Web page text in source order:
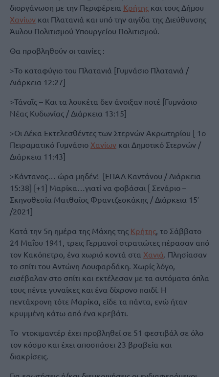
διοργάνωση με την Περιφέρεια Κρήτης και τους Δήμου
Χανίων και Πλατανιά και υπό την αιγίδα της Διεύθυνσης
Άυλου Πολιτισμού Υπουργείου Πολιτισμού.
Θα προβληθούν οι ταινίες :
>Το καταφύγιο του Πλατανιά [Γυμνάσιο Πλατανιά /
Διάρκεια 12:27]
>Τάναΐς – Και τα λουκέτα δεν άνοιξαν ποτέ [Γυμνάσιο
Νέας Κυδωνίας / Διάρκεια 13:15]
>Οι Δέκα Εκτελεσθέντες των Στερνών Ακρωτηρίου [ 1ο
Πειραματικό Γυμνάσιο Χανίων και Δημοτικό Στερνών /
Διάρκεια 11:43]
>Κάντανος… ώρα μηδέν! [ΕΠΑΛ Καντάνου / Διάρκεια
15:38] [+1] Μαρίκα…γιατί να φοβάσαι [ Σενάριο –
Σκηνοθεσία Ματθαίος Φραντζεσκάκης / Διάρκεια 15′
/2021]
Κατά την 5η ημέρα της Μάχης της Κρήτης, το Σάββατο
24 Μαΐου 1941, τρεις Γερμανοί στρατιώτες πέρασαν από
τον Κακόπετρο, ένα χωριό κοντά στα Χανιά. Πλησίασαν
το σπίτι του Αντώνη Λουφαρδάκη. Χωρίς λόγο,
εισέβαλαν στο σπίτι και εκτέλεσαν με τα αυτόματα όπλα
τους πέντε γυναίκες και ένα δίχρονο παιδί. Η
πεντάχρονη τότε Μαρίκα, είδε τα πάντα, ενώ ήταν
κρυμμένη κάτω από ένα κρεβάτι.
Το ντοκιμαντέρ έχει προβληθεί σε 51 φεστιβάλ σε όλο
τον κόσμο και έχει αποσπάσει 23 βραβεία και
διακρίσεις.